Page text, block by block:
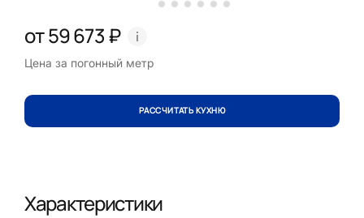
от 59 673 ₽
Цена за погонный метр
РАССЧИТАТЬ КУХНЮ
Характеристики